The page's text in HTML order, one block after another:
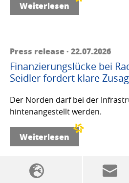
Weiterlesen
Press release · 22.07.2026
Finanzierungslücke bei
Seidler fordert klare
Der Norden darf bei der
hintenangestellt werden.
Weiterlesen
SSW politics from A to Z